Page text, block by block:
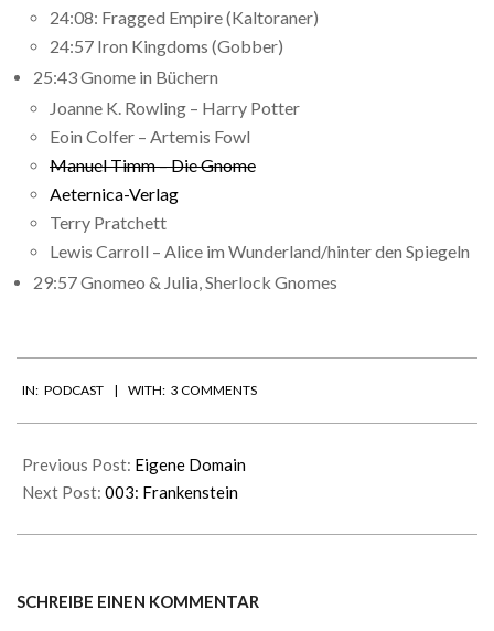
24:08: Fragged Empire (Kaltoraner)
24:57 Iron Kingdoms (Gobber)
25:43 Gnome in Büchern
Joanne K. Rowling – Harry Potter
Eoin Colfer – Artemis Fowl
Manuel Timm – Die Gnome
Aeternica-Verlag
Terry Pratchett
Lewis Carroll – Alice im Wunderland/hinter den Spiegeln
29:57 Gnomeo & Julia, Sherlock Gnomes
09-
25
IN: PODCAST WITH: 3 COMMENTS
Previous Post: Eigene Domain
Next Post: 003: Frankenstein
SCHREIBE EINEN KOMMENTAR